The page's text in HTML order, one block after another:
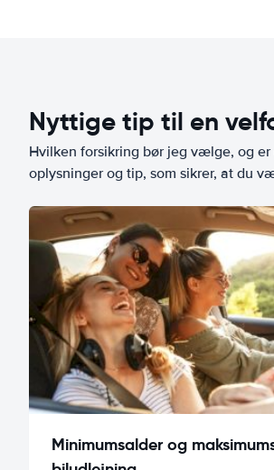
Nyttige tip til en
Hvilken forsikring bør jeg vælge, og
oplysninger og tip, som sikrer, at du
Minimumsalder og